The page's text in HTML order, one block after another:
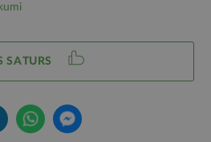
SATURS